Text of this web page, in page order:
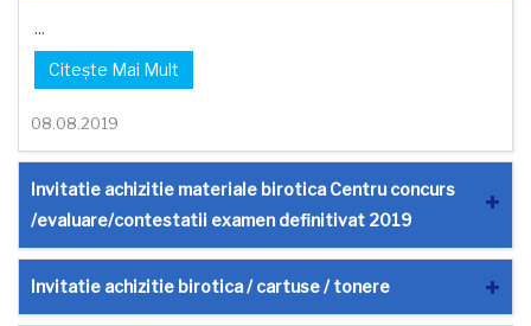
...
Citește Mai Mult
08.08.2019
Invitatie achizitie materiale birotica Centru concurs
/evaluare/contestatii examen definitivat 2019
Invitatie achizitie birotica / cartuse / tonere